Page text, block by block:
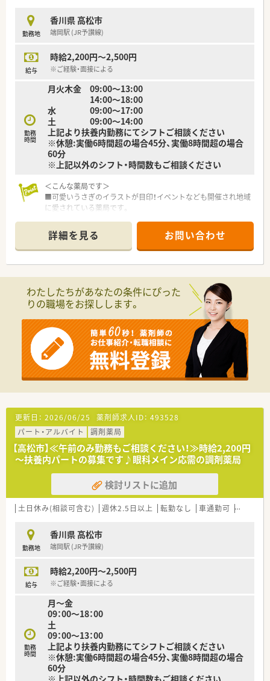
■奨学金返済のための手当支給制度あります。（5年間）
■スポーツファーマシスト等各種資格取得にも積極的な法人で
す。
＜こんな方にもオススメ＞
■シフト柔軟に相談したい方
■プライベートとのバランスを取りながら働きたい方…
少しでも気になった方はお問い合わせくださいませ
勤務地
香川県 高松市
端岡駅 (JR予讃線)
給与
時給2,200円～2,500円
※ご経験・面接による
勤務
時間
月火木金 09:00～13:00
14:00～18:00
水 09:00～17:00
土 09:00～14:00
上記より扶養内勤務にてシフトご相談ください
※休憩:実働6時間超の場合45分、実働8時間超の場合
60分
※上記以外のシフト・時間数もご相談ください
＜こんな薬局です＞
■可愛いうさぎのイラストが目印！イベントなども開催され地域
に愛されている薬局です。
■女性のスタッフが多く、皆さんで和気あいあいとお仕事されて
います。
＜業務内容＞
■耳鼻科の処方箋がメインです。
処方箋枚数は100枚/日程度です。
＜研修制度＞
■現場の先輩薬剤師より指導を受けて頂きます。
＜法人特徴＞
■香川県高松市国分寺エリアにて2店舗展開している薬局です。
■在宅にかなり比重を置いており、往診同行も行われています。
在宅件数は60件（内20件居宅：2施設40件）です。
■地域に愛される薬局を目指し、マスコットキャラクターやオリ
ジナルの健康体操を作っており、地域に向けた健康教室も開催さ
れています。
■がん患者・家族を支援するボランティア活動も行っておりま
す。
＜こんな方にもオススメ＞
■ライフスタイルに合わせて勤務シフトご相談されたい方
■扶養内パートをお探しの方
詳細を見る お問い合わせ
わたしたちがあなたの条件にぴった
りの職場をお探しします。
更新日： 2026/06/25 薬剤師求人ID： 493528
パート・アルバイト
調剤薬局
【高松市】≪午前のみ勤務もご相談ください！≫時給2,200円
～扶養内パートの募集です♪眼科メイン応需の調剤薬局
検討リストに追加
土日休み(相談可含む) 週休2.5日以上 転勤なし 車通勤可 積雪なし
勤務地
香川県 高松市
端岡駅 (JR予讃線)
給与
時給2,200円～2,500円
※ご経験・面接による
勤務
時間
月～金
09：00～18：00
土
09：00～13：00
上記より扶養内勤務にてシフトご相談ください
※休憩:実働6時間超の場合45分、実働8時間超の場合
60分